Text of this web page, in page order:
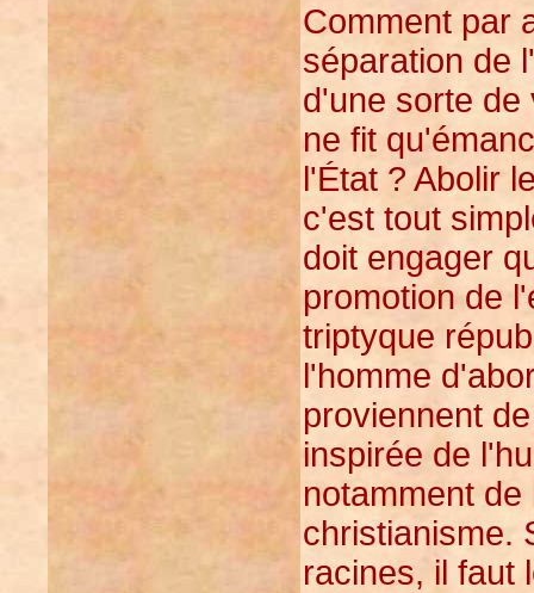
Comment par
séparation de
d'une sorte de
ne fit
l'État ? Abolir
c'est tout
doit engager
promotion de
triptyque
l'homme
proviennent
inspirée de
notamment
christianisme.
racines, il faut